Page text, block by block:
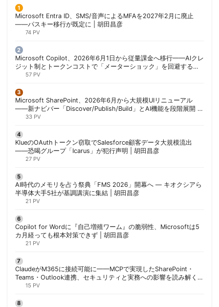
Microsoft Entra ID、SMS/音声によるMFAを2027年2月に廃止
——パスキー移行が既定に | 胡田昌彦
74 PV
Microsoft Copilot、2026年6月1日から従量課金へ移行——AIクレ
ジット制とトークンコストで「メーターショック」を回避する方
法 | 胡田昌彦
57 PV
Microsoft SharePoint、2026年6月から大規模UIリニューアル
——新ナビバー「Discover/Publish/Build」とAI機能を段階展開 |
胡田昌彦
33 PV
KlueのOAuthトークン窃取でSalesforce顧客データ大規模流出
——恐喝グループ「Icarus」が犯行声明 | 胡田昌彦
27 PV
AI時代のメモリを占う祭典「FMS 2026」開幕へ ― キオクシアら
半導体大手5社が基調講演に集結 | 胡田昌彦
21 PV
Copilot for Wordに『自己増殖ワーム』の脆弱性、Microsoftは5
カ月経っても根本対策できず | 胡田昌彦
21 PV
ClaudeがM365に接続可能に——MCPで実現したSharePoint・
Teams・Outlook連携、セキュリティと実務への影響を読み解く |
胡田昌彦
15 PV